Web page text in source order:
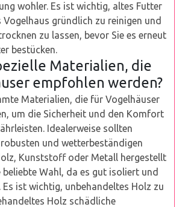
wohler. Es ist wichtig, altes Futter
Vogelhaus gründlich zu reinigen und
zu lassen, bevor Sie es erneut
bestücken.
Materialien, die
empfohlen werden?
Materialien, die für Vogelhäuser
um die Sicherheit und den Komfort
Idealerweise sollten
und wetterbeständigen
Kunststoff oder Metall hergestellt
beliebte Wahl, da es gut isoliert und
ist wichtig, unbehandeltes Holz zu
Holz schädliche